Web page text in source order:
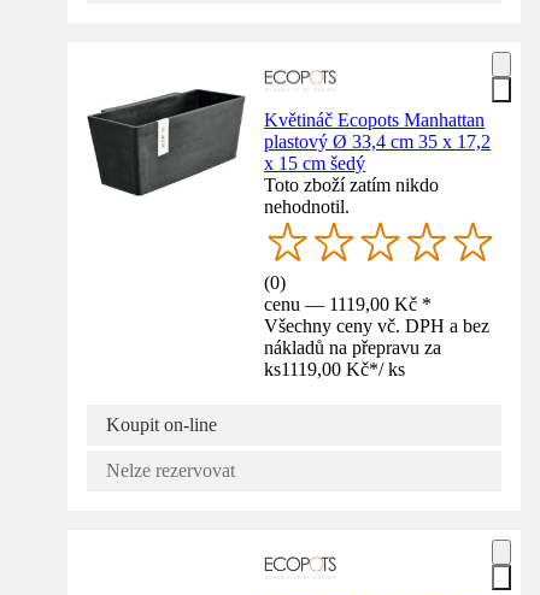
Květináč Ecopots Manhattan
plastový Ø 33,4 cm 35 x 17,2
x 15 cm šedý
Toto zboží zatím nikdo
nehodnotil.
(0)
cenu — 1119,00 Kč *
Všechny ceny vč. DPH a bez
nákladů na přepravu za
ks1119,00 Kč*/ ks
Koupit on-line
Nelze rezervovat